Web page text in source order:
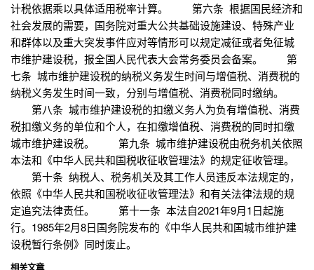
计税依据乘以具体适用税率计算。 第六条 根据国民经济和
社会发展的需要，国务院对重大公共基础设施建设、特殊产业
和群体以及重大突发事件应对等情形可以规定减征或者免征城
市维护建设税，报全国人民代表大会常务委员会备案。 第
七条 城市维护建设税的纳税义务发生时间与增值税、消费税的
纳税义务发生时间一致，分别与增值税、消费税同时缴纳。
第八条 城市维护建设税的扣缴义务人为负有增值税、消费
税扣缴义务的单位和个人，在扣缴增值税、消费税的同时扣缴
城市维护建设税。 第九条 城市维护建设税由税务机关依照
本法和《中华人民共和国税收征收管理法》的规定征收管理。
第十条 纳税人、税务机关及其工作人员违反本法规定的，
依照《中华人民共和国税收征收管理法》和有关法律法规的规
定追究法律责任。 第十一条 本法自2021年9月1日起施
行。1985年2月8日国务院发布的《中华人民共和国城市维护建
设税暂行条例》同时废止。
相关文章